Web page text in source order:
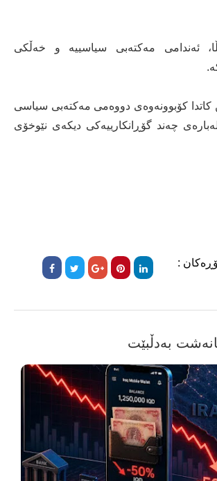
ئەندامی مەکتەبی سیاسییە و خەڵکی
کاتدا کۆبوونەوەی دووەمی مەکتەبی سیاسی
چەند گۆڕانکارییەکی دیکەی نێوخۆی
:
بەدڵبێت